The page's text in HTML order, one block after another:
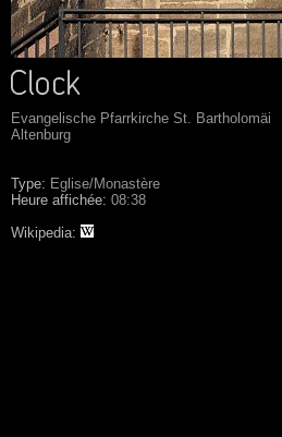
Evangelische Pfarrkirche St. Bartholomäi
Altenburg
Type: Eglise/Monastère
Heure affichée: 08:38
Wikipedia: